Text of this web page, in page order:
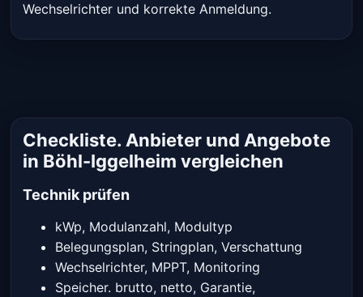
Wechselrichter und korrekte Anmeldung.
Checkliste. Anbieter und Angebote
in Böhl-Iggelheim vergleichen
Technik prüfen
kWp, Modulanzahl, Modultyp
Belegungsplan, Stringplan, Verschattung
Wechselrichter, MPPT, Monitoring
Speicher. brutto, netto, Garantie,